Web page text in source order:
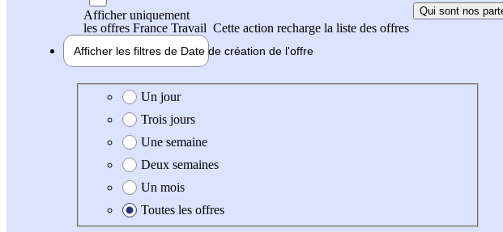
Afficher uniquement
les offres France Travail Cette action recharge la liste des offres
Qui sont nos
Afficher les filtres de Date de création de l'offre
Date de création de l'offre
Un jour
Trois jours
Une semaine
Deux semaines
Un mois
Toutes les offres